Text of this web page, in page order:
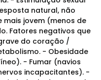
natural, não
jovem (menos de
Fatores negativos que
do coração /
- Obesidade
- Fumar (navios
incapacitantes). -